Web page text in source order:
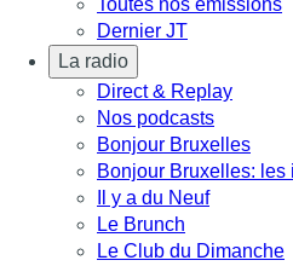
Dernier JT
La radio
Direct & Replay
Nos podcasts
Bonjour Bruxelles
Bonjour Bruxelles: les
Il y a du Neuf
Le Brunch
Le Club du Dimanche